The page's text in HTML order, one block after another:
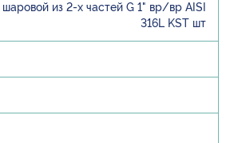
из 2-х частей G 1" вр/вр AISI
316L KST шт